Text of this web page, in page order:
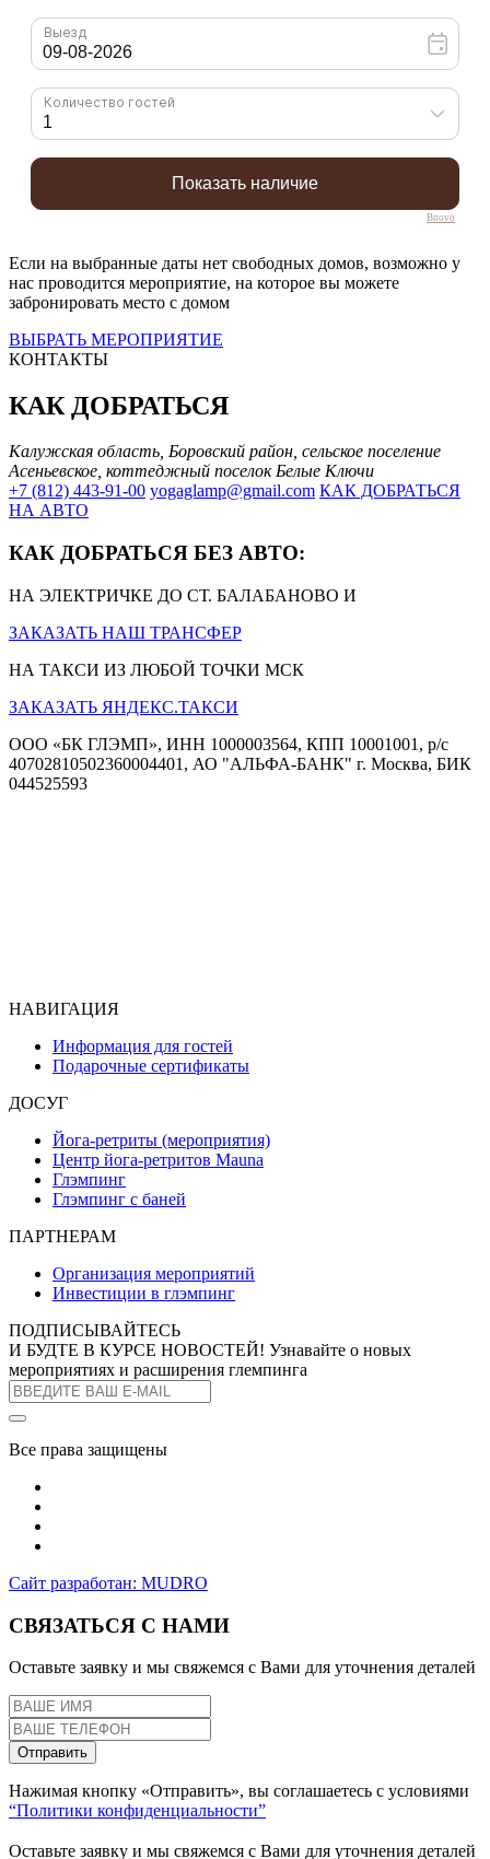
Bnovo
Если на выбранные даты нет свободных домов, возможно у
нас проводится мероприятие, на которое вы можете
забронировать место с домом
ВЫБРАТЬ МЕРОПРИЯТИЕ
КОНТАКТЫ
КАК ДОБРАТЬСЯ
Калужская область, Боровский район, сельское поселение
Асеньевское, коттеджный поселок Белые Ключи
+7 (812) 443-91-00 yogaglamp@gmail.com КАК ДОБРАТЬСЯ
НА АВТО
КАК ДОБРАТЬСЯ БЕЗ АВТО:
НА ЭЛЕКТРИЧКЕ ДО СТ. БАЛАБАНОВО И
ЗАКАЗАТЬ НАШ ТРАНСФЕР
НА ТАКСИ ИЗ ЛЮБОЙ ТОЧКИ МСК
ЗАКАЗАТЬ ЯНДЕКС.ТАКСИ
ООО «БК ГЛЭМП», ИНН 1000003564, КПП 10001001, р/с
40702810502360004401, АО "АЛЬФА-БАНК" г. Москва, БИК
044525593
НАВИГАЦИЯ
Информация для гостей
Подарочные сертификаты
ДОСУГ
Йога-ретриты (мероприятия)
Центр йога-ретритов Mauna
Глэмпинг
Глэмпинг с баней
ПАРТНЕРАМ
Организация мероприятий
Инвестиции в глэмпинг
ПОДПИСЫВАЙТЕСЬ
И БУДТЕ В КУРСЕ НОВОСТЕЙ! Узнавайте о новых
мероприятиях и расширения глемпинга
Все права защищены
Сайт разработан: MUDRO
СВЯЗАТЬСЯ С НАМИ
Оставьте заявку и мы свяжемся с Вами для уточнения деталей
Отправить
Нажимая кнопку «Отправить», вы соглашаетесь с условиями
“Политики конфиденциальности”
Оставьте заявку и мы свяжемся с Вами для уточнения деталей